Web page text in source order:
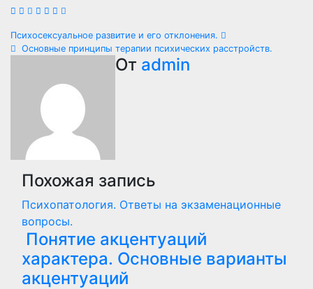
Навигация
записям
Психосексуальное развитие и его отклонения.
Основные принципы терапии психических расстройств.
От admin
Похожая запись
Психопатология. Ответы на экзаменационные
вопросы.
Понятие акцентуаций
характера. Основные варианты
акцентуаций